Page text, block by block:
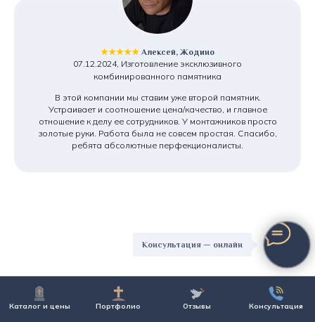
Каталог и цены Портфолио Отзывы Консультация
Консультация — онлайн
★★★★★ Алексей, Жодино
07.12.2024, Изготовление эксклюзивного
комбинированного памятника
В этой компании мы ставим уже второй памятник.
Устраивает и соотношение цена/качество, и главное
отношение к делу ее сотрудников. У монтажников просто
золотые руки. Работа была не совсем простая. Спасибо,
ребята абсолютные перфекционалисты.
Преимущества студии